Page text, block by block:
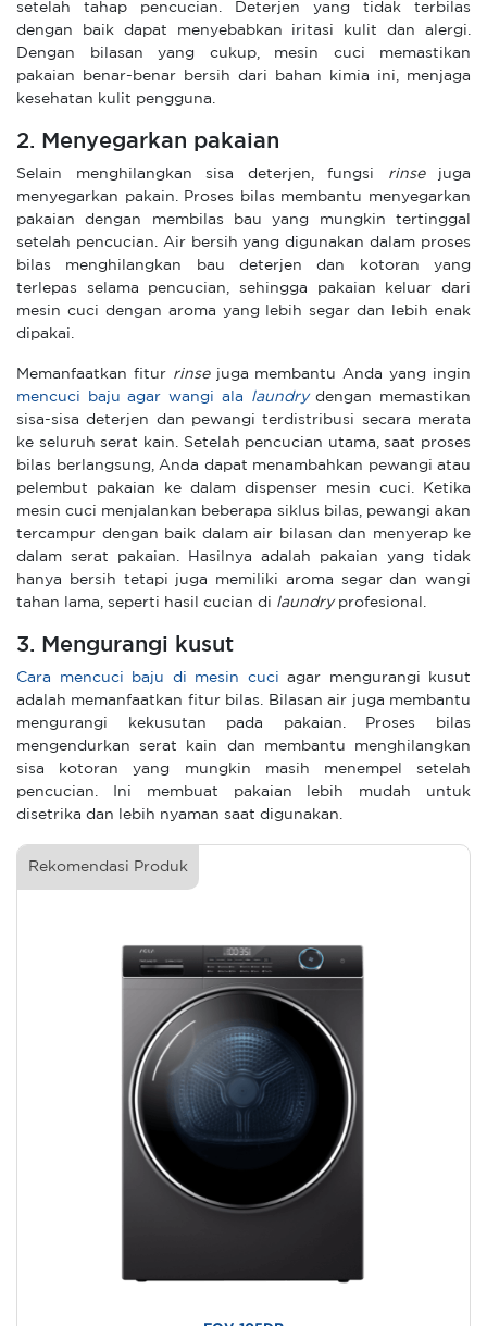
setelah tahap pencucian. Deterjen yang tidak terbilas
dengan baik dapat menyebabkan iritasi kulit dan alergi.
Dengan bilasan yang cukup, mesin cuci memastikan
pakaian benar-benar bersih dari bahan kimia ini, menjaga
kesehatan kulit pengguna.
2. Menyegarkan pakaian
Selain menghilangkan sisa deterjen, fungsi rinsejuga
menyegarkan pakain. Proses bilas membantu menyegarkan
pakaian dengan membilas bau yang mungkin tertinggal
setelah pencucian. Air bersih yang digunakan dalam proses
bilas menghilangkan bau deterjen dan kotoran yang
terlepas selama pencucian, sehingga pakaian keluar dari
mesin cuci dengan aroma yang lebih segar dan lebih enak
dipakai.
Memanfaatkan fitur rinsejuga membantu Anda yang ingin
mencuci baju agar wangi ala
laundrydengan memastikan
sisa-sisa deterjen dan pewangi terdistribusi secara merata
ke seluruh serat kain. Setelah pencucian utama, saat proses
bilas berlangsung, Anda dapat menambahkan pewangi atau
pelembut pakaian ke dalam dispenser mesin cuci. Ketika
mesin cuci menjalankan beberapa siklus bilas, pewangi akan
tercampur dengan baik dalam air bilasan dan menyerap ke
dalam serat pakaian. Hasilnya adalah pakaian yang tidak
hanya bersih tetapi juga memiliki aroma segar dan wangi
tahan lama, seperti hasil cucian di laundryprofesional.
3. Mengurangi kusut
Cara mencuci baju di mesin cuci agar mengurangi kusut
adalah memanfaatkan fitur bilas. Bilasan air juga membantu
mengurangi kekusutan pada pakaian. Proses bilas
mengendurkan serat kain dan membantu menghilangkan
sisa kotoran yang mungkin masih menempel setelah
pencucian. Ini membuat pakaian lebih mudah untuk
disetrika dan lebih nyaman saat digunakan.
Rekomendasi Produk